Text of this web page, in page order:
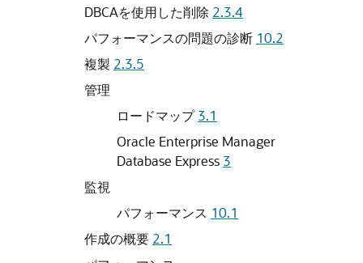
DBCAを使用した削除 2.3.4
パフォーマンスの問題の診断 10.2
複製 2.3.5
管理
ロードマップ3.1
Oracle Enterprise Manager
Database Express 3
監視
パフォーマンス 10.1
作成の概要 2.1